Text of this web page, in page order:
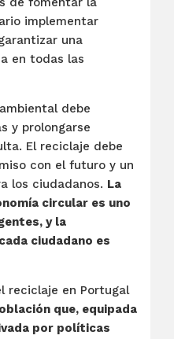
implementar
una
en todas las
debe
y prolongarse
El reciclaje debe
con el futuro y un
los ciudadanos. La
circular es uno
y la
ciudadano es
reciclaje en Portugal
que, equipada
por políticas